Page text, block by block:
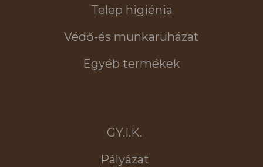
Telep higiénia
Védő-és munkaruházat
Egyéb termékek
GY.I.K.
Pályázat